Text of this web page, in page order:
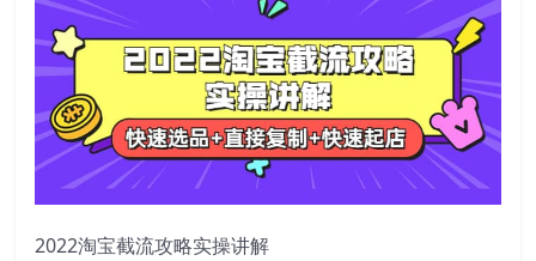
2022淘宝截流攻略实操讲解